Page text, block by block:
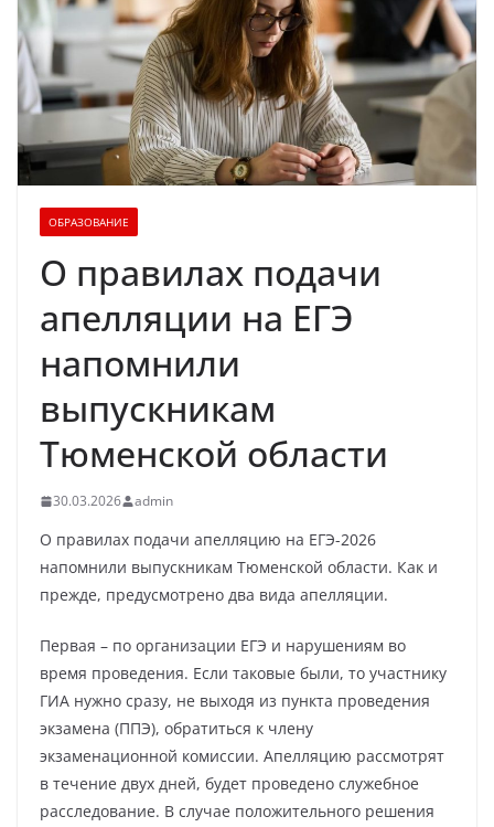
ОБРАЗОВАНИЕ
О правилах подачи
апелляции на ЕГЭ
напомнили
выпускникам
Тюменской области
30.03.2026 admin
О правилах подачи апелляцию на ЕГЭ-2026
напомнили выпускникам Тюменской области. Как и
прежде, предусмотрено два вида апелляции.
Первая – по организации ЕГЭ и нарушениям во
время проведения. Если таковые были, то участнику
ГИА нужно сразу, не выходя из пункта проведения
экзамена (ППЭ), обратиться к члену
экзаменационной комиссии. Апелляцию рассмотрят
в течение двух дней, будет проведено служебное
расследование. В случае положительного решения